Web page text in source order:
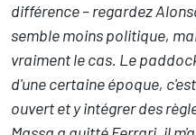
différence – regardez
semble moins politique,
vraiment le cas. Le
d'une certaine époque,
ouvert et y intégrer des